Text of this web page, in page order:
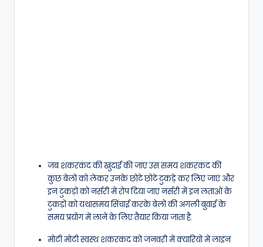
जब शकरकंद की खुदाई की जाए उस समय शकरकंद की
कुछ बेलों को लेकर उनके छोटे छोटे टुकड़े कर लिए जाएं और
इन टुकड़ों को नर्सरी में रोप दिया जाए नर्सरी में इन लताओं के
टुकड़ों को यथासमय सिंचाई करके बेलों की अगली बुवाई के
समय प्रयोग में लाने के लिए तैयार किया जाता है.
मोटी मोटी स्वस्थ शकरकंद को जनवरी में क्यारियों में लाइन